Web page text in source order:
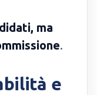
ma
.
e